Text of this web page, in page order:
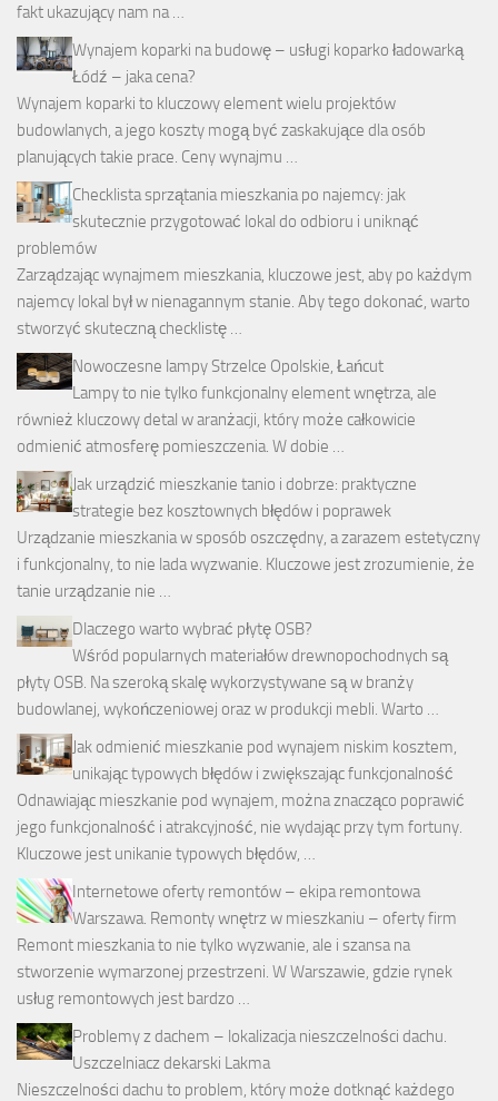
fakt ukazujący nam na …
Wynajem koparki na budowę – usługi koparko ładowarką
Łódź – jaka cena?
Wynajem koparki to kluczowy element wielu projektów
budowlanych, a jego koszty mogą być zaskakujące dla osób
planujących takie prace. Ceny wynajmu …
Checklista sprzątania mieszkania po najemcy: jak
skutecznie przygotować lokal do odbioru i uniknąć
problemów
Zarządzając wynajmem mieszkania, kluczowe jest, aby po każdym
najemcy lokal był w nienagannym stanie. Aby tego dokonać, warto
stworzyć skuteczną checklistę …
Nowoczesne lampy Strzelce Opolskie, Łańcut
Lampy to nie tylko funkcjonalny element wnętrza, ale
również kluczowy detal w aranżacji, który może całkowicie
odmienić atmosferę pomieszczenia. W dobie …
Jak urządzić mieszkanie tanio i dobrze: praktyczne
strategie bez kosztownych błędów i poprawek
Urządzanie mieszkania w sposób oszczędny, a zarazem estetyczny
i funkcjonalny, to nie lada wyzwanie. Kluczowe jest zrozumienie, że
tanie urządzanie nie …
Dlaczego warto wybrać płytę OSB?
Wśród popularnych materiałów drewnopochodnych są
płyty OSB. Na szeroką skalę wykorzystywane są w branży
budowlanej, wykończeniowej oraz w produkcji mebli. Warto …
Jak odmienić mieszkanie pod wynajem niskim kosztem,
unikając typowych błędów i zwiększając funkcjonalność
Odnawiając mieszkanie pod wynajem, można znacząco poprawić
jego funkcjonalność i atrakcyjność, nie wydając przy tym fortuny.
Kluczowe jest unikanie typowych błędów, …
Internetowe oferty remontów – ekipa remontowa
Warszawa. Remonty wnętrz w mieszkaniu – oferty firm
Remont mieszkania to nie tylko wyzwanie, ale i szansa na
stworzenie wymarzonej przestrzeni. W Warszawie, gdzie rynek
usług remontowych jest bardzo …
Problemy z dachem – lokalizacja nieszczelności dachu.
Uszczelniacz dekarski Lakma
Nieszczelności dachu to problem, który może dotknąć każdego